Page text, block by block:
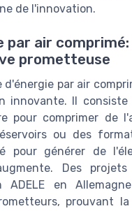
de l'innovation.
par air comprimé:
prometteuse
d'énergie par air
innovante. Il
pour comprimer de
ou des
pour générer de
Des
ADELE en
prouvant